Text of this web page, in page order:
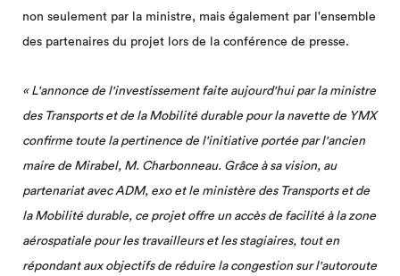
non seulement par la ministre, mais également par l'ensemble
des partenaires du projet lors de la conférence de presse.
« L'annonce de l'investissement faite aujourd'hui par la ministre
des Transports et de la Mobilité durable pour la navette de YMX
confirme toute la pertinence de l'initiative portée par l'ancien
maire de Mirabel, M. Charbonneau. Grâce à sa vision, au
partenariat avec ADM, exo et le ministère des Transports et de
la Mobilité durable, ce projet offre un accès de facilité à la zone
aérospatiale pour les travailleurs et les stagiaires, tout en
répondant aux objectifs de réduire la congestion sur l'autoroute